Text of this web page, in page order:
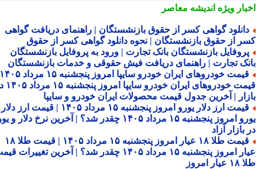
ویژهاندیشه معاصر
گواهی کسر از حقوق بازنشستگان | راهنمای دریافت گواهی
از حقوق بازنشستگان | نحوه دانلود گواهی کسر از حقوق
بازنشستگان بانک تجارت | ورود به پروفایل بازنشستگان
تجارت | راهنمای دریافت فیش حقوقی و خدمات بازنشستگان
قیمت خودروهای ایران خودرو سایپا امروز پنجشنبه ۱۵ مرداد ۱۴۰۵ |
قیمت خودروهای ایران خودرو سایپا امروز پنجشنبه ۱۵ مرداد ۱۴۰۵ در
| آخرین جدول قیمت محصولات ایران خودرو و سایپا
قیمت ارز دلار یورو امروز پنجشنبه ۱۵ مرداد ۱۴۰۵ | قیمت ارز دلار
یورو امروز پنجشنبه ۱۵ مرداد ۱۴۰۵ چقدر شد؟ | آخرین نرخ دلار و یورو
آزاد
قیمت طلا ۱۸ عیار امروز پنجشنبه ۱۵ مرداد ۱۴۰۵ | قیمت طلا ۱۸
عیار امروز پنجشنبه ۱۵ مرداد ۱۴۰۵ چقدر شد؟ | آخرین تغییرات قیمت
امروز